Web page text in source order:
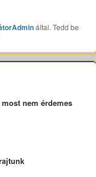
által. Tedd be
nem érdemes